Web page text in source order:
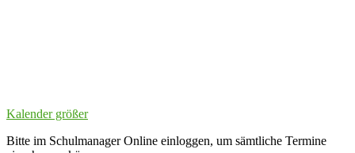
Kalender größer
Bitte im Schulmanager Online einloggen, um sämtliche Termine